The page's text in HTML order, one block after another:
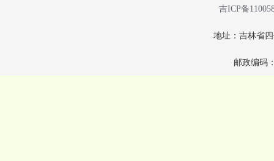
吉ICP备
地址：吉林省
邮政编码